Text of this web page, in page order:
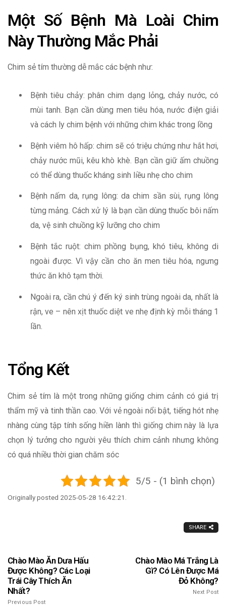
Một Số Bệnh Mà Loài Chim
Này Thường Mắc Phải
Chim sẻ tím thường dễ mắc các bệnh như:
Bệnh tiêu chảy: phân chim dạng lỏng, chảy nước, có
mùi tanh. Bạn cần dùng men tiêu hóa, nước điện giải
và cách ly chim bệnh với những chim khác trong lồng
Bệnh viêm hô hấp: chim sẽ có triệu chứng như hắt hơi,
chảy nước mũi, kêu khò khè. Bạn cần giữ ấm chuồng
có thể dùng thuốc kháng sinh liều nhẹ cho chim
Bệnh nấm da, rụng lông: da chim sần sùi, rụng lông
từng mảng. Cách xử lý là bạn cần dùng thuốc bôi nấm
da, vệ sinh chuồng kỹ lưỡng cho chim
Bệnh tắc ruột: chim phồng bụng, khó tiêu, không di
ngoài được. Vì vậy cần cho ăn men tiêu hóa, ngưng
thức ăn khô tạm thời.
Ngoài ra, cần chú ý đến ký sinh trùng ngoài da, nhất là
rận, ve – nên xịt thuốc diệt ve nhẹ định kỳ mỗi tháng 1
lần.
Tổng Kết
Chim sẻ tím là một trong những giống chim cảnh có giá trị
thẩm mỹ và tinh thần cao. Với vẻ ngoài nổi bật, tiếng hót nhẹ
nhàng cùng tập tính sống hiền lành thì giống chim này là lựa
chọn lý tưởng cho người yêu thích chim cảnh nhưng không
có quá nhiều thời gian chăm sóc
5/5 - (1 bình chọn)
Originally posted 2025-05-28 16:42:21.
SHARE
Chào Mào Ăn Dưa Hấu
Được Không? Các Loại
Trái Cây Thích Ăn
Nhất?
Previous Post
Chào Mào Má Trắng Là
Gì? Có Lên Được Má
Đỏ Không?
Next Post